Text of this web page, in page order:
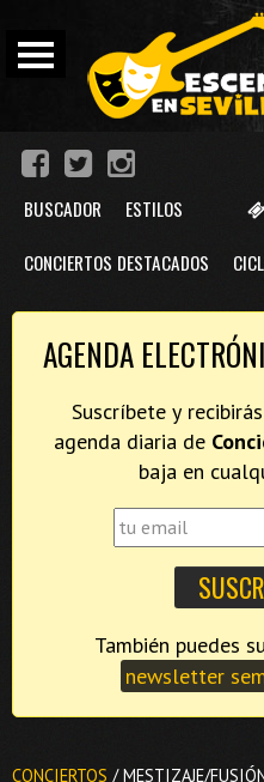
BUSCADOR ESTILOS
CONCIERTOS DESTACADOS
AGENDA
Suscríbete y
agenda diaria de
baja en
newsletter
CONCIERTOS / MESTIZAJE/